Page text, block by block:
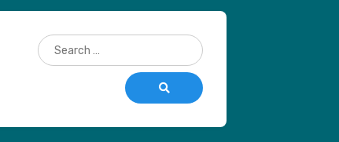
Search
for:
Search